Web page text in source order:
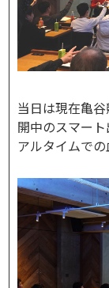
当日は現在亀
開中のスマー
アルタイムでの